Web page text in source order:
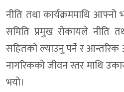
जटिल सुत्केरी अवस्थापछि
डोल्पाका दुई पालिकाकाे
तीव्र गतिका कारण
डोल्पामा स्याक
नीति तथा कार्यक्रममाथि
समिति प्रमुख रोकायले नीति
सहितको ल्याउनु पर्ने र आन्तरिक
नागरिकको जीवन स्तर माथि
भयो।